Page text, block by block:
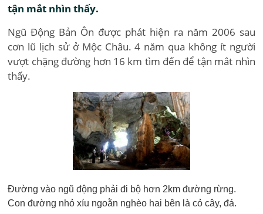
tận mắt nhìn thấy.
Ngũ Động Bản Ôn được phát hiện ra năm 2006 sau
cơn lũ lịch sử ở Mộc Châu. 4 năm qua không ít người
vượt chặng đường hơn 16 km tìm đến để tận mắt nhìn
thấy.
Đường vào ngũ động phải đi bộ hơn 2km đường rừng.
Con đường nhỏ xíu ngoằn nghèo hai bên là cỏ cây, đá.